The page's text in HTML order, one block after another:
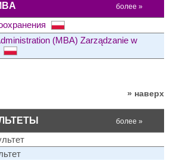
более »
(MBA) Zarządzanie w
» наверх
более »